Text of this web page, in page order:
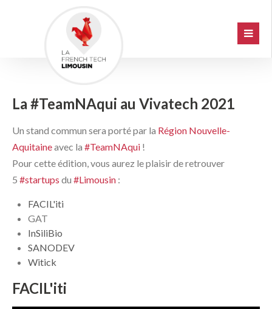
La #TeamNAqui au Vivatech 2021
Un stand commun sera porté par la Région Nouvelle-
Aquitaineavec la #TeamNAqui !
Pour cette édition, vous aurez le plaisir de retrouver
5 #startups du #Limousin :
FACIL'iti
GAT
InSiliBio
SANODEV
Witick
FACIL'iti